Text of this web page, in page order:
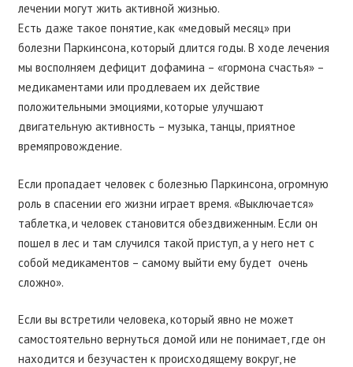
лечении могут жить активной жизнью.
Есть даже такое понятие, как «медовый месяц» при
болезни Паркинсона, который длится годы. В ходе лечения
мы восполняем дефицит дофамина – «гормона счастья» –
медикаментами или продлеваем их действие
положительными эмоциями, которые улучшают
двигательную активность – музыка, танцы, приятное
времяпровождение.
Если пропадает человек с болезнью Паркинсона, огромную
роль в спасении его жизни играет время. «Выключается»
таблетка, и человек становится обездвиженным. Если он
пошел в лес и там случился такой приступ, а у него нет с
собой медикаментов – самому выйти ему будет очень
сложно».
Если вы встретили человека, который явно не может
самостоятельно вернуться домой или не понимает, где он
находится и безучастен к происходящему вокруг, не